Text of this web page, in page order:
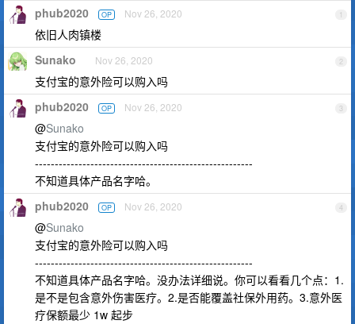
1
phub2020 OP Nov 26, 2020
依旧人肉镇楼
2
Sunako Nov 26, 2020
支付宝的意外险可以购入吗
3
phub2020 OP Nov 26, 2020
@Sunako
支付宝的意外险可以购入吗
-------------------------------------------------------
不知道具体产品名字哈。
4
phub2020 OP Nov 26, 2020
@Sunako
支付宝的意外险可以购入吗
-------------------------------------------------------
不知道具体产品名字哈。没办法详细说。你可以看看几个点：1.
是不是包含意外伤害医疗。2.是否能覆盖社保外用药。3.意外医
疗保额最少 1w 起步